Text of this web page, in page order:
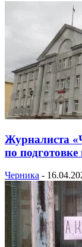
Журналиста
по
Черника -